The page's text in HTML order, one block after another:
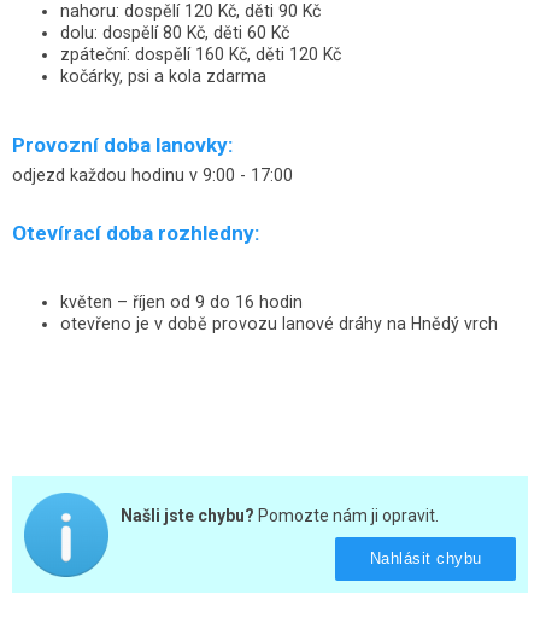
nahoru: dospělí 120 Kč, děti 90 Kč
dolu: dospělí 80 Kč, děti 60 Kč
zpáteční: dospělí 160 Kč, děti 120 Kč
kočárky, psi a kola zdarma
Provozní doba lanovky:
odjezd každou hodinu v 9:00 - 17:00
Otevírací doba rozhledny:
květen – říjen od 9 do 16 hodin
otevřeno je v době provozu lanové dráhy na Hnědý vrch
Našli jste chybu? Pomozte nám ji opravit.
Nahlásit chybu